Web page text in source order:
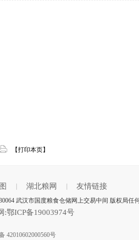
【打印本页】
湖北粮网 友情链接
武汉市国度粮食仓储网上交易中间 版权局任
:鄂ICP备19003974号
42010602000560号